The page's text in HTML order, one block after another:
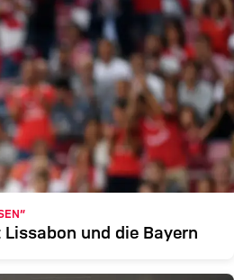
und die Bayern